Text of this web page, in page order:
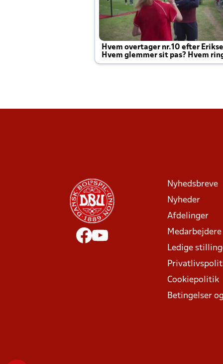
Hvem overtager nr.10 efter
Hvem glemmer sit pas? Hvem
Joachim altid til efter kampe?
Nyhedsbreve
Nyheder
Afdelinger
Medarbejdere
Ledige
Cookiepolitik
Betingelser